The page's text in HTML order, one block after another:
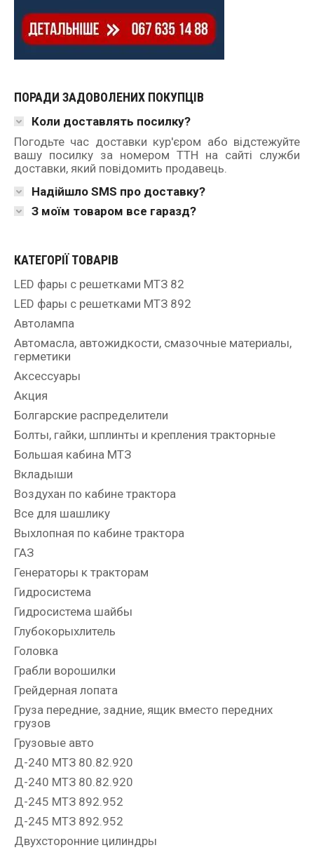
ПОРАДИ ЗАДОВОЛЕНИХ ПОКУПЦІВ
Коли доставлять посилку?
Погодьте час доставки кур'єром або відстежуйте
вашу посилку за номером ТТН на сайті служби
доставки, який повідомить продавець.
Надійшло SMS про доставку?
З моїм товаром все гаразд?
КАТЕГОРІЇ ТОВАРІВ
LED фары с решетками МТЗ 82
LED фары с решетками МТЗ 892
Автолампа
Автомасла, автожидкости, смазочные материалы,
герметики
Аксессуары
Акция
Болгарские распределители
Болты, гайки, шплинты и крепления тракторные
Большая кабина МТЗ
Вкладыши
Воздухан по кабине трактора
Все для шашлику
Выхлопная по кабине трактора
ГАЗ
Генераторы к тракторам
Гидросистема
Гидросистема шайбы
Глубокорыхлитель
Головка
Грабли ворошилки
Грейдерная лопата
Груза передние, задние, ящик вместо передних
грузов
Грузовые авто
Д-240 МТЗ 80.82.920
Д-240 МТЗ 80.82.920
Д-245 МТЗ 892.952
Д-245 МТЗ 892.952
Двухсторонние цилиндры